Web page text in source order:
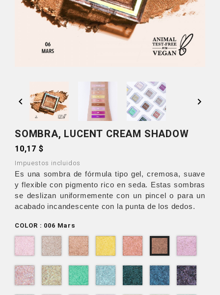
 
SOMBRA, LUCENT CREAM SHADOW
10,17 $
Impuestos incluidos
Es una sombra de fórmula tipo gel, cremosa, suave
y flexible con pigmento rico en seda. Estas sombras
se deslizan uniformemente con un pincel o para un
acabado incandescente con la punta de los dedos.
COLOR : 006 Mars
001
Milky
Way
002
Infinity
003
Comet
004
Luna
005
Venus
006
Mars
007
Pluto
010
Jupiter
011
Saturn
013
Andromeda
014
Neptune
015
Cosmos
016
Eclipse
017